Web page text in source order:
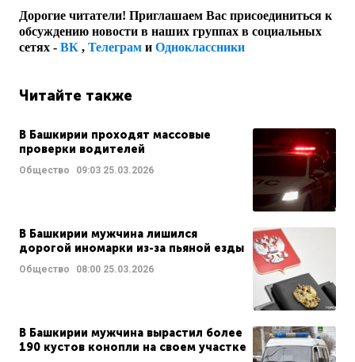
Дорогие читатели! Приглашаем Вас присоединиться к
обсуждению новости в наших группах в социальных
сетях - ВК , Телеграм и Одноклассники
Читайте также
В Башкирии проходят массовые
проверки водителей
Общество 09:03 25.03.2026
В Башкирии мужчина лишился
дорогой иномарки из-за пьяной езды
Общество 08:00 25.03.2026
В Башкирии мужчина вырастил более
190 кустов конопли на своем участке